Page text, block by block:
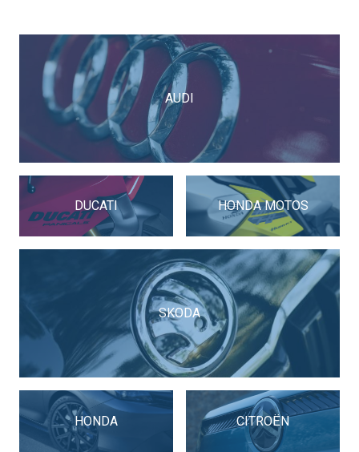
AUDI
DUCATI HONDA MOTOS
SKODA
HONDA CITROËN